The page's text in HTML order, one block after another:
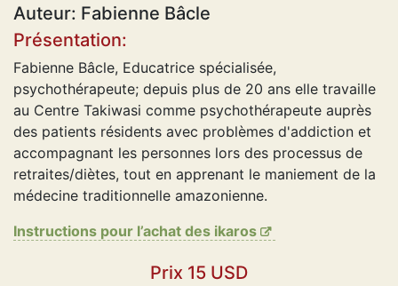
Auteur: Fabienne Bâcle
Présentation:
Fabienne Bâcle, Educatrice spécialisée,
psychothérapeute; depuis plus de 20 ans elle travaille
au Centre Takiwasi comme psychothérapeute auprès
des patients résidents avec problèmes d'addiction et
accompagnant les personnes lors des processus de
retraites/diètes, tout en apprenant le maniement de la
médecine traditionnelle amazonienne.
Instructions pour l’achat des ikaros
Prix 15 USD